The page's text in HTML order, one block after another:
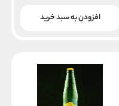
بود. فعلی
افزودن به سبد خرید